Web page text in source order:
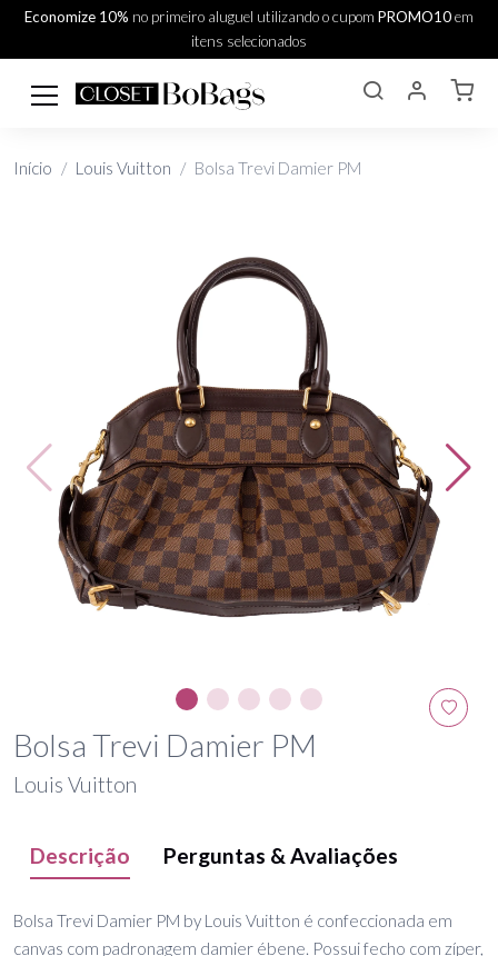
Economize 10% no primeiro aluguel utilizando o cupom PROMO10em
itens selecionados
Início Louis Vuitton Bolsa Trevi Damier PM
Bolsa Trevi Damier PM
Louis Vuitton
Descrição Perguntas & Avaliações
Bolsa Trevi Damier PM by Louis Vuitton é confeccionada em
canvas com padronagem damier ébene. Possui fecho com zíper,